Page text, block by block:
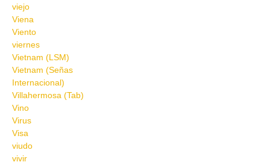
viejo
Viena
Viento
viernes
Vietnam (LSM)
Vietnam (Señas
Internacional)
Villahermosa (Tab)
Vino
Virus
Visa
viudo
vivir